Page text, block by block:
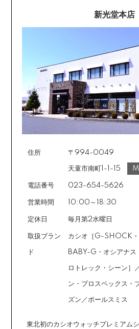
新光堂本店
住所 〒994-0049
天童市南町1-1-15
電話番号 023-654-5626
営業時間 10:00～18:30
定休日 毎月第2水曜日
取扱ブラン
ド
カシオ［G-SHOCK
BABY-G・オシアナス
ロトレック・シーン］
ン・プロスペックス・
ズン／ポールスミス
東北初のカシオウォッチプレミアム